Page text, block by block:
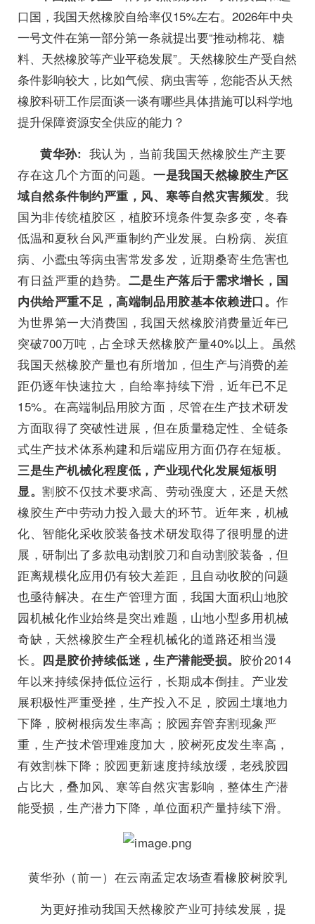
口国，我国天然橡胶自给率仅15%左右。2026年中央
一号文件在第一部分第一条就提出要“推动棉花、糖
料、天然橡胶等产业平稳发展”。天然橡胶生产受自然
条件影响较大，比如气候、病虫害等，您能否从天然
橡胶科研工作层面谈一谈有哪些具体措施可以科学地
提升保障资源安全供应的能力？
黄华孙: 我认为，当前我国天然橡胶生产主要
存在这几个方面的问题。 一是我国天然橡胶生产区
域自然条件制约严重，风、寒等自然灾害频发。我
国为非传统植胶区，植胶环境条件复杂多变，冬春
低温和夏秋台风严重制约产业发展。白粉病、炭疽
病、小蠹虫等病虫害常发多发，近期桑寄生危害也
有日益严重的趋势。 二是生产落后于需求增长，国
内供给严重不足，高端制品用胶基本依赖进口。作
为世界第一大消费国，我国天然橡胶消费量近年已
突破700万吨，占全球天然橡胶产量40%以上。虽然
我国天然橡胶产量也有所增加，但生产与消费的差
距仍逐年快速拉大，自给率持续下滑，近年已不足
15%。在高端制品用胶方面，尽管在生产技术研发
方面取得了突破性进展，但在质量稳定性、全链条
式生产技术体系构建和后端应用方面仍存在短板。
三是生产机械化程度低，产业现代化发展短板明
显。割胶不仅技术要求高、劳动强度大，还是天然
橡胶生产中劳动力投入最大的环节。近年来，机械
化、智能化采收胶装备技术研发取得了很明显的进
展，研制出了多款电动割胶刀和自动割胶装备，但
距离规模化应用仍有较大差距，且自动收胶的问题
也亟待解决。在生产管理方面，我国大面积山地胶
园机械化作业始终是突出难题，山地小型多用机械
奇缺，天然橡胶生产全程机械化的道路还相当漫
长。 四是胶价持续低迷，生产潜能受损。 胶价2014
年以来持续保持低位运行，长期成本倒挂。产业发
展积极性严重受挫，生产投入不足，胶园土壤地力
下降，胶树根病发生率高；胶园弃管弃割现象严
重，生产技术管理难度加大，胶树死皮发生率高，
有效割株下降；胶园更新速度持续放缓，老残胶园
占比大，叠加风、寒等自然灾害影响，整体生产潜
能受损，生产潜力下降，单位面积产量持续下滑。
黄华孙（前一）在云南孟定农场查看橡胶树胶乳
为更好推动我国天然橡胶产业可持续发展，提